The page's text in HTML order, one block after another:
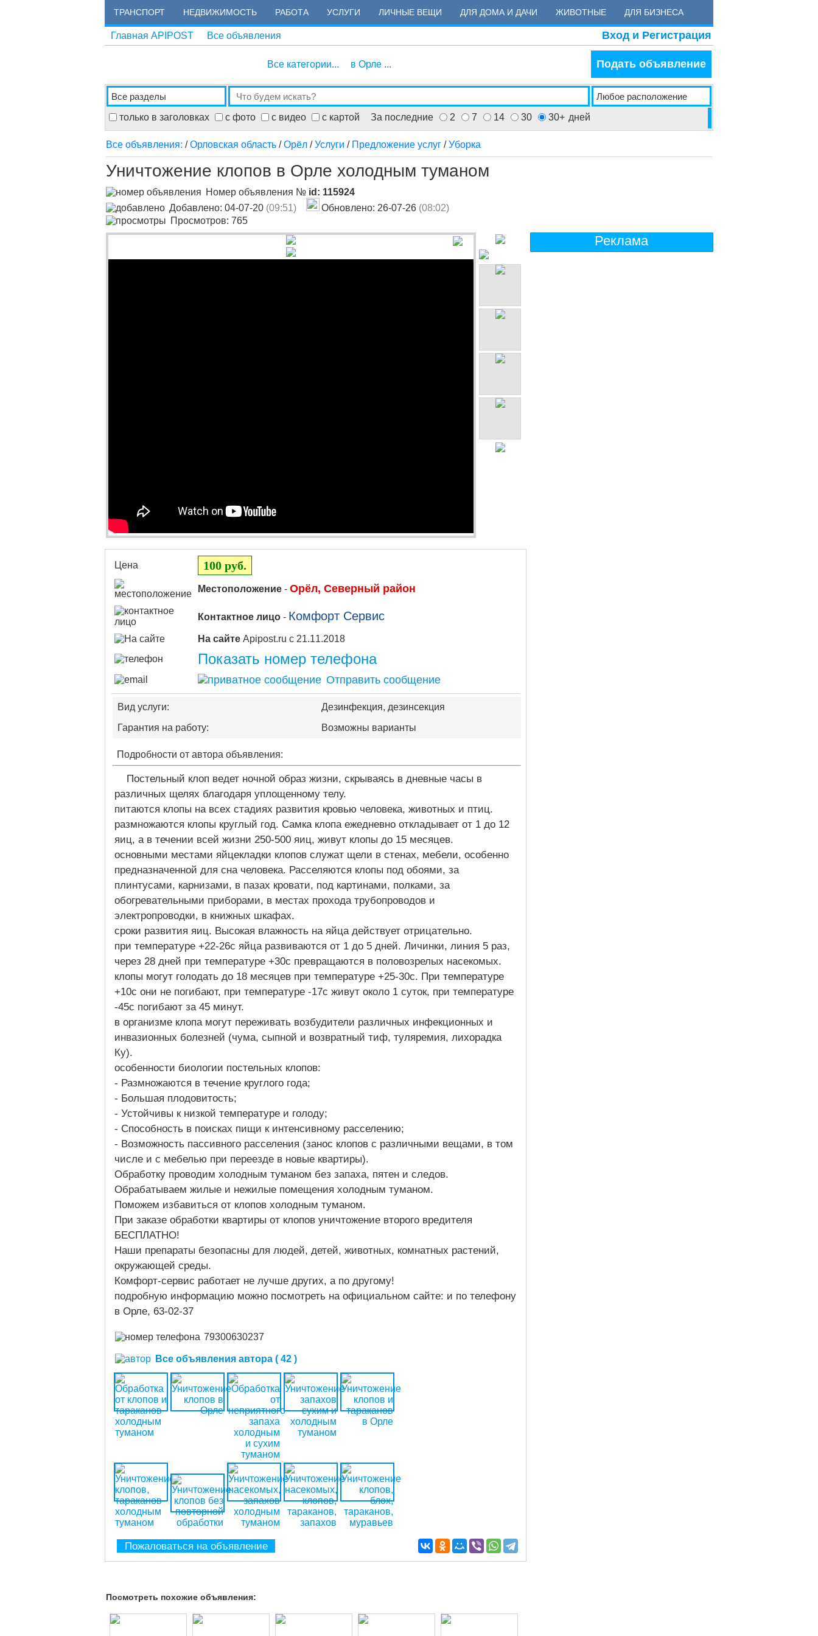
ТРАНСПОРТ НЕДВИЖИМОСТЬ РАБОТА УСЛУГИ ЛИЧНЫЕ ВЕЩИ ДЛЯ ДОМА И ДАЧИ ЖИВОТНЫЕ ДЛЯ БИЗНЕСА
Главная APIPOST Все объявления Вход и Регистрация
Все категории... в Орле ... Подать объявление
только в заголовках с фото с видео с картой За последние 2 7 14 30 30+ дней
Все объявления: /Орловская область /Орёл /Услуги / Предложение услуг /Уборка
Уничтожение клопов в Орле холодным туманом
Номер объявления № id: 115924
Добавлено: 04-07-20 (09:51) Обновлено: 26-07-26 (08:02)
Просмотров: 765
Цена 100 руб.
Местоположение - Орёл, Северный район
Контактное лицо - Комфорт Сервис
На сайте Apipost.ru с 21.11.2018
Показать номер телефона
Отправить сообщение
Вид услуги:
Дезинфекция, дезинсекция
Гарантия на работу:
Возможны варианты
Подробности от автора объявления:
Постельный клоп ведет ночной образ жизни, скрываясь в дневные часы в
различных щелях благодаря уплощенному телу.
питаются клопы на всех стадиях развития кровью человека, животных и птиц.
размножаются клопы круглый год. Самка клопа ежедневно откладывает от 1 до 12
яиц, а в течении всей жизни 250-500 яиц, живут клопы до 15 месяцев.
основными местами яйцекладки клопов служат щели в стенах, мебели, особенно
предназначенной для сна человека. Расселяются клопы под обоями, за
плинтусами, карнизами, в пазах кровати, под картинами, полками, за
обогревательными приборами, в местах прохода трубопроводов и
электропроводки, в книжных шкафах.
сроки развития яиц. Высокая влажность на яйца действует отрицательно.
при температуре +22-26c яйца развиваются от 1 до 5 дней. Личинки, линия 5 раз,
через 28 дней при температуре +30c превращаются в половозрелых насекомых.
клопы могут голодать до 18 месяцев при температуре +25-30c. При температуре
+10c они не погибают, при температуре -17c живут около 1 суток, при температуре
-45c погибают за 45 минут.
в организме клопа могут переживать возбудители различных инфекционных и
инвазионных болезней (чума, сыпной и возвратный тиф, туляремия, лихорадка
Ку).
особенности биологии постельных клопов:
- Размножаются в течение круглого года;
- Большая плодовитость;
- Устойчивы к низкой температуре и голоду;
- Способность в поисках пищи к интенсивному расселению;
- Возможность пассивного расселения (занос клопов с различными вещами, в том
числе и с мебелью при переезде в новые квартиры).
Обработку проводим холодным туманом без запаха, пятен и следов.
Обрабатываем жилые и нежилые помещения холодным туманом.
Поможем избавиться от клопов холодным туманом.
При заказе обработки квартиры от клопов уничтожение второго вредителя
БЕСПЛАТНО!
Наши препараты безопасны для людей, детей, животных, комнатных растений,
окружающей среды.
Комфорт-сервис работает не лучше других, а по другому!
подробную информацию можно посмотреть на официальном сайте: и по телефону
в Орле, 63-02-37
79300630237
Все объявления автора ( 42 )
Пожаловаться на объявление
Посмотреть похожие объявления:
Реклама